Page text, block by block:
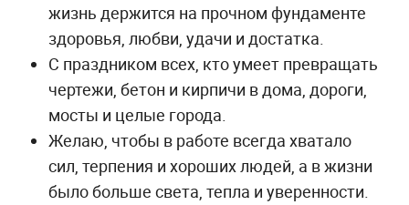
жизнь держится на прочном фундаменте
здоровья, любви, удачи и достатка.
С праздником всех, кто умеет превращать
чертежи, бетон и кирпичи в дома, дороги,
мосты и целые города.
Желаю, чтобы в работе всегда хватало
сил, терпения и хороших людей, а в жизни
было больше света, тепла и уверенности.